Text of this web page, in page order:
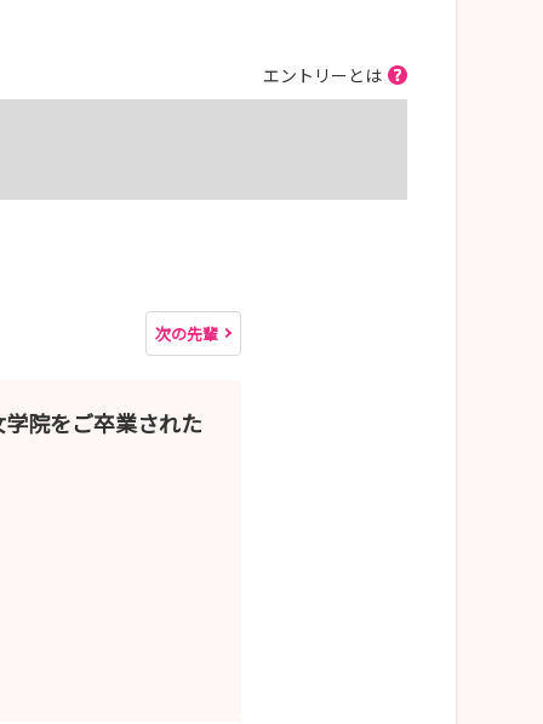
、一宮尾張西部地域の拠点病院として尽力し
エントリーとは
次の先輩
院をご卒業された